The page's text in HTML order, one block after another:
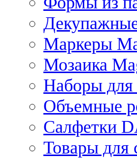
Маркеры
Мозаика
Наборы для
Объемные
Салфетки
Товары для